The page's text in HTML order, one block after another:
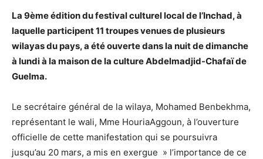
La 9ème édition du festival culturel local de l’Inchad, à
laquelle participent 11 troupes venues de plusieurs
wilayas du pays, a été ouverte dans la nuit de dimanche
à lundi à la maison de la culture Abdelmadjid-Chafaï de
Guelma.
Le secrétaire général de la wilaya, Mohamed Benbekhma,
représentant le wali, Mme HouriaAggoun, à l’ouverture
officielle de cette manifestation qui se poursuivra
jusqu’au 20 mars, a mis en exergue » l’importance de ce